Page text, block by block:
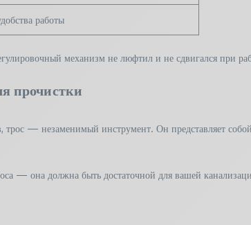
работы
механизм не люфтил и не сдвигался при
прочистки
трос — незаменимый инструмент. Он представляет
— она должна быть достаточной для вашей